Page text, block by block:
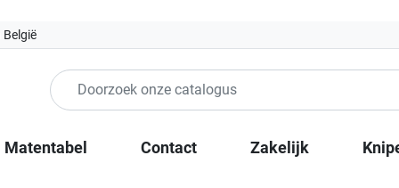
Matentabel Contact Zakelijk